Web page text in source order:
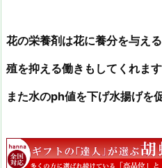
花の栄養剤は花に養分を与え
殖を抑える働きもしてくれます
また水のph値を下げ水揚げを